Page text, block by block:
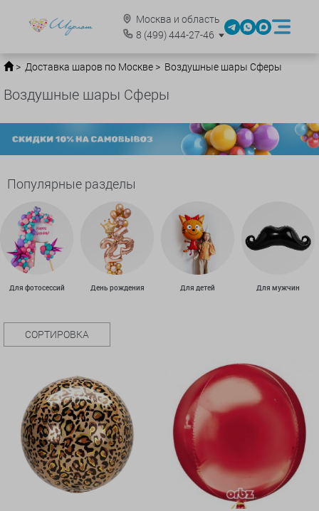
Москва и область
8 (499)444-27-46
Доставка шаров по Москве Воздушные шары Сферы
Воздушные шары Сферы
Популярные разделы
Для фотосессий День рождения Для детей Для мужчин
СОРТИРОВКА